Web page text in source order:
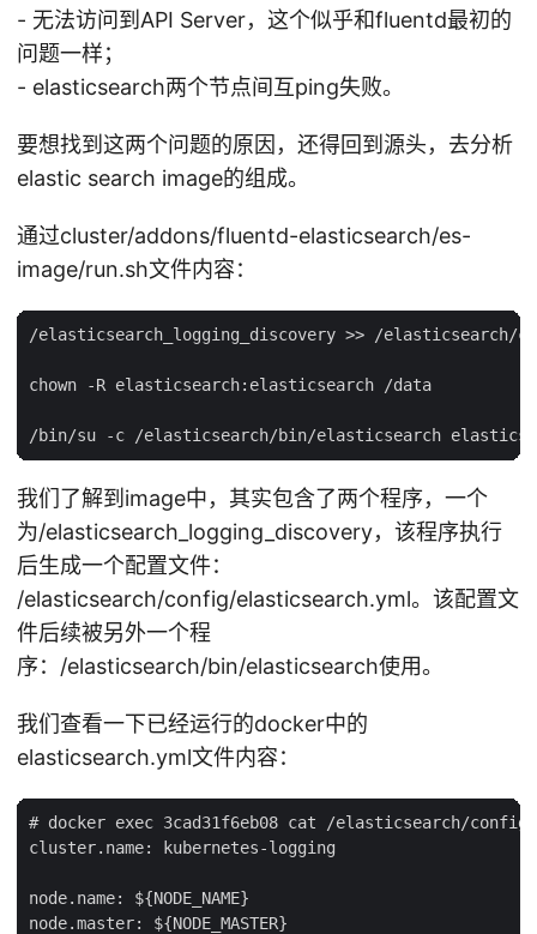
- 无法访问到API Server，这个似乎和fluentd最初的
问题一样；
- elasticsearch两个节点间互ping失败。
要想找到这两个问题的原因，还得回到源头，去分析
elastic search image的组成。
通过cluster/addons/fluentd-elasticsearch/es-
image/run.sh文件内容：
/elasticsearch_logging_discovery >> /elasticsearch/
chown -R elasticsearch:elasticsearch /data
我们了解到image中，其实包含了两个程序，一个
为/elasticsearch_logging_discovery，该程序执行
后生成一个配置文件：
/elasticsearch/config/elasticsearch.yml。该配置文
件后续被另外一个程
序：/elasticsearch/bin/elasticsearch使用。
我们查看一下已经运行的docker中的
elasticsearch.yml文件内容：
# docker exec 3cad31f6eb08 cat /elasticsearch/
cluster.name: kubernetes-logging
node.name: ${NODE_NAME}
node.master: ${NODE_MASTER}